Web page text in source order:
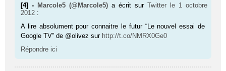
[4] - Marcole5 (@Marcole5) a écrit sur Twitter
le 1 octobre
2012 :
A lire absolument pour connaitre le futur “Le nouvel essai de
Google TV” de @olivez sur http://t.co/NMRX0Ge0
Répondre ici